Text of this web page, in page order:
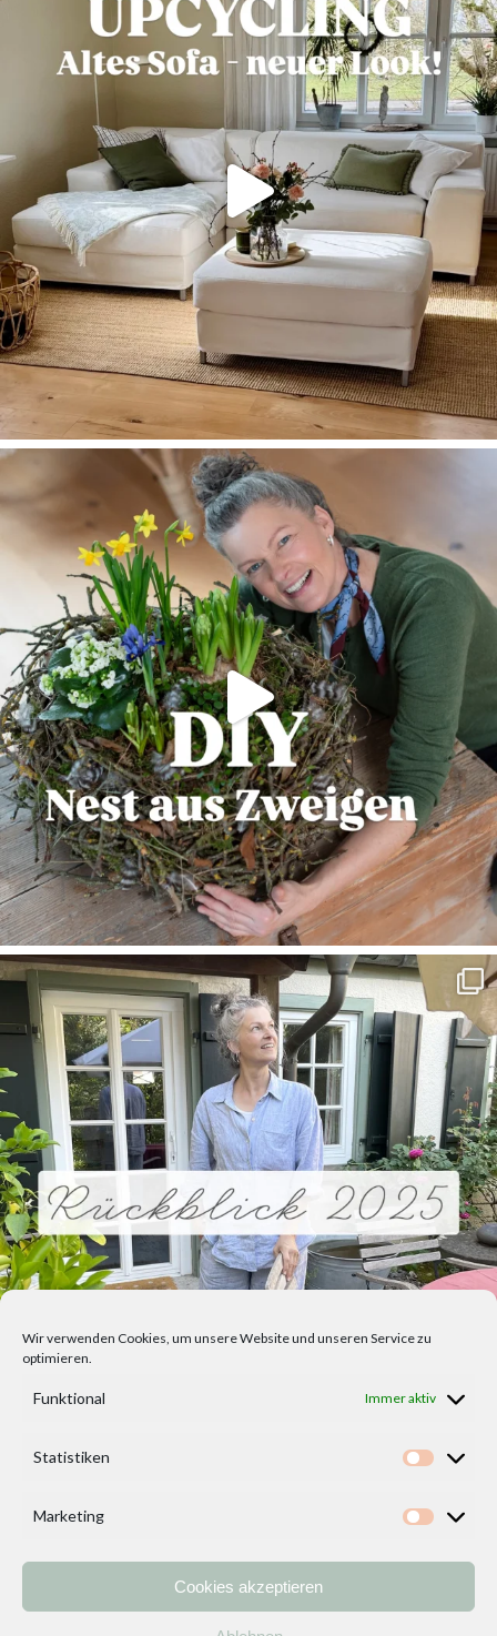
Wir verwenden Cookies, um unsere Website und unseren Service zu
optimieren.
Funktional Immer aktiv
Statistiken
Marketing
Cookies akzeptieren
Kontakt